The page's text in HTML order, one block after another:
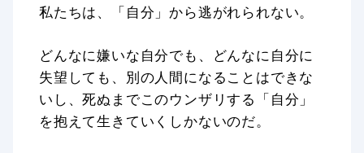
私たちは、「自分」から逃がれられない。
どんなに嫌いな自分でも、どんなに自分に
失望しても、別の人間になることはできな
いし、死ぬまでこのウンザリする「自分」
を抱えて生きていくしかないのだ。